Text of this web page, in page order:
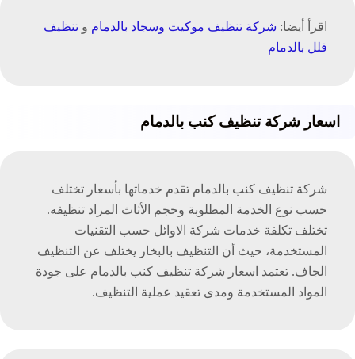
اقرأ أيضا: شركة تنظيف موكيت وسجاد بالدمام و تنظيف
فلل بالدمام
اسعار شركة تنظيف كنب بالدمام
شركة تنظيف كنب بالدمام تقدم خدماتها بأسعار تختلف
حسب نوع الخدمة المطلوبة وحجم الأثاث المراد تنظيفه.
تختلف تكلفة خدمات شركة الاوائل حسب التقنيات
المستخدمة، حيث أن التنظيف بالبخار يختلف عن التنظيف
الجاف. تعتمد اسعار شركة تنظيف كنب بالدمام على جودة
المواد المستخدمة ومدى تعقيد عملية التنظيف.